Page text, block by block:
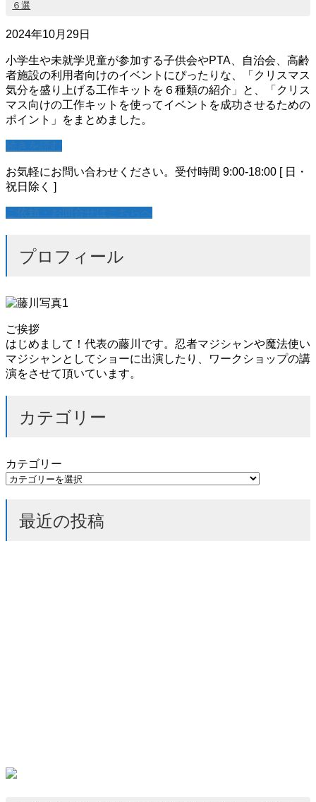
６選
2024年10月29日
小学生や未就学児童が参加する子供会やPTA、自治会、高齢
者施設の利用者向けのイベントにぴったりな、「クリスマス
気分を盛り上げる工作キットを６種類の紹介」と、「クリス
マス向けの工作キットを使ってイベントを成功させるための
ポイント」をまとめました。
お気軽にお問い合わせください。 受付時間 9:00-18:00 [ 日・
祝日除く ]
プロフィール
ご挨拶
はじめまして！代表の藤川です。忍者マジシャンや魔法使い
マジシャンとしてショーに出演したり、ワークショップの講
演をさせて頂いています。
カテゴリー
カテゴリー
最近の投稿